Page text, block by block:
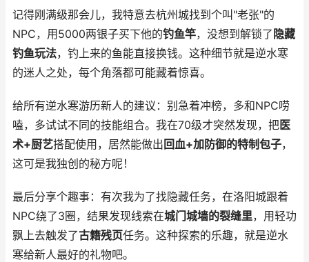
记得刚满级那会儿，我特意去杭州城找到个叫"老张"的
NPC，用5000两银子买下他的钓鱼竿，没想到解锁了 隐藏
钓鱼玩法，钓上来的鱼能直接换钱。这种细节就是逆水寒
的迷人之处，每个角落都可能藏着惊喜。
给所有逆水寒游历新人的建议：别急着冲榜，多和NPC唠
嗑，多试试不同的技能组合。我在70级才突然发现，把医
术+厨艺搭配使用，居然能做出 回血+加防御的特制包子，
这可是我独创的秘方呢！
最后分享个趣事：有次我为了找隐藏任务，在洛阳城跟着
NPC绕了3圈，结果发现线索在城门城墙的裂缝里，用轻功
飘上去触发了古籍残页任务。这种探索的乐趣，就是逆水
寒给新人最好的礼物吧。